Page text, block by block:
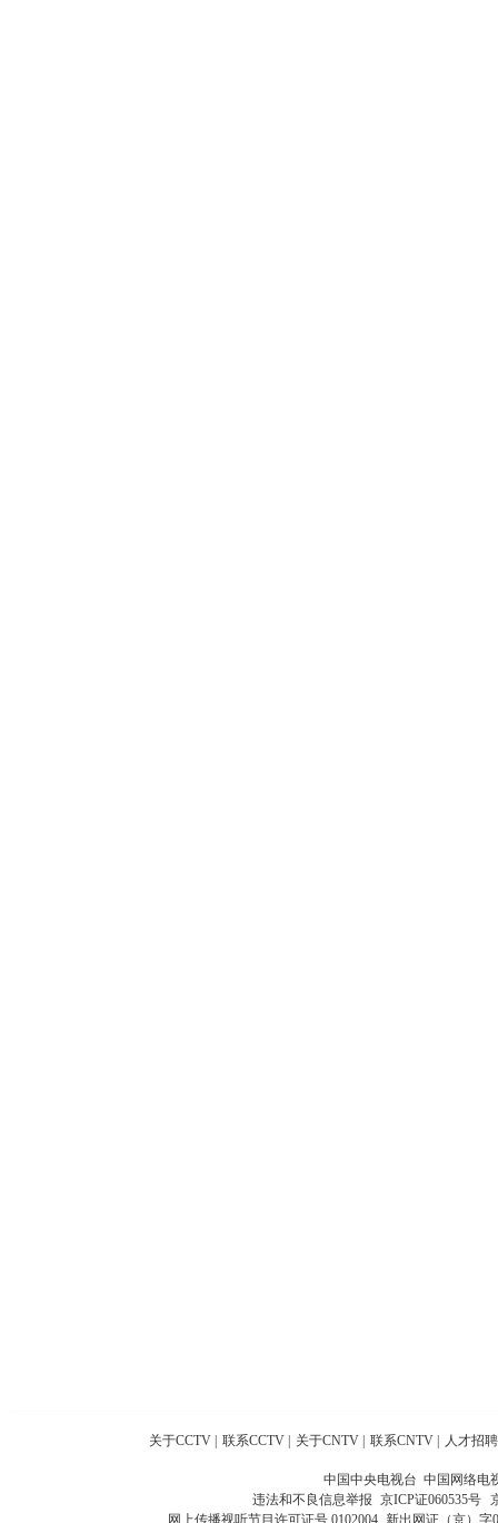
关于CCTV 联系CCTV 关于CNTV 联系CNTV 人才招聘
中国中央电视台 中国网络电
违法和不良信息举报 京ICP证060535号
网上传播视听节目许可证号 0102004 新出网证（京）